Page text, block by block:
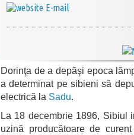
E-mail
Dorinţa de a depăşi epoca
a determinat pe sibieni să
electrică la Sadu.
La 18 decembrie 1896, Sibiul
uzină producătoare de